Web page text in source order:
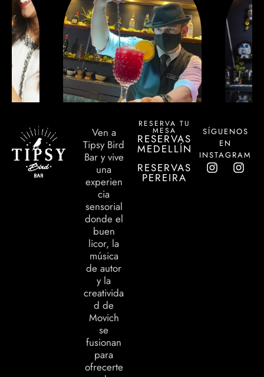
Ven a
Tipsy Bird
Bar y vive
una
experien
cia
sensorial
donde el
buen
licor, la
música
de autor
y la
creativida
d de
Movich
se
fusionan
para
ofrecerte
RESERVA TU
MESA
RESERVAS
MEDELLÍN
RESERVAS
PEREIRA
SÍGUENOS
EN
INSTAGRAM